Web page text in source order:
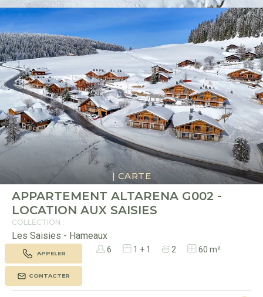
APPARTEMENT ALTARENA G002 -
LOCATION AUX SAISIES
COLLECTION :
Les Saisies - Hameaux
|CARTE
6 1 + 1 2 60 m²
APPELER
CONTACTER